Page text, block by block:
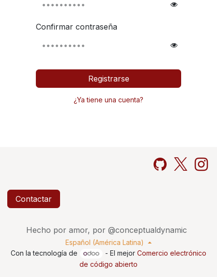
Confirmar contraseña
Registrarse
¿Ya tiene una cuenta?
Contactar
Hecho por amor, por @conceptualdynamic
Español (América Latina)
Con la tecnología de
- El mejor Comercio electrónico
de código abierto